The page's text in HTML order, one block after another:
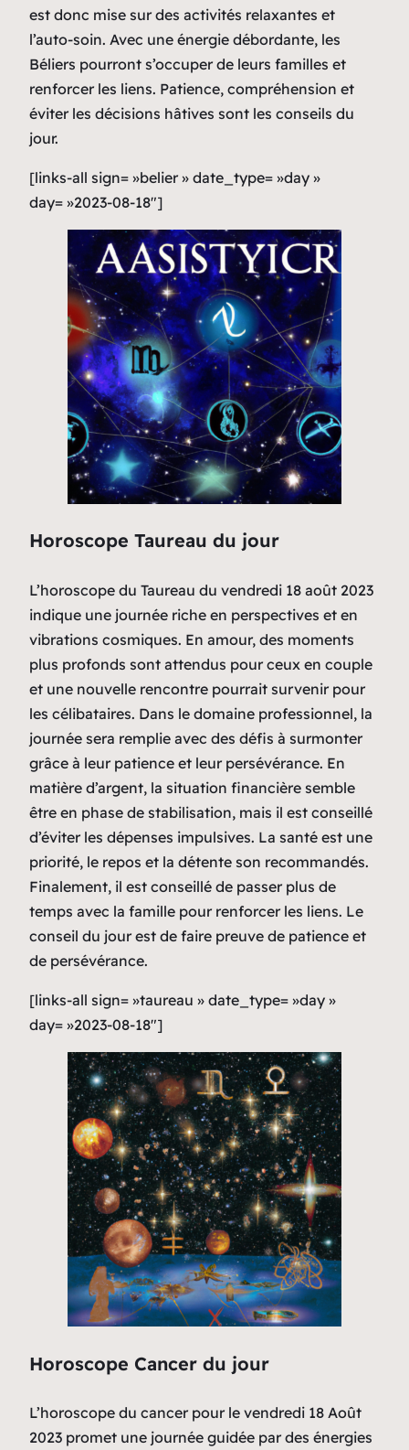
est donc mise sur des activités relaxantes et
l’auto-soin. Avec une énergie débordante, les
Béliers pourront s’occuper de leurs familles et
renforcer les liens. Patience, compréhension et
éviter les décisions hâtives sont les conseils du
jour.
[links-all sign= »belier » date_type= »day »
day= »2023-08-18″]
Horoscope Taureau du jour
L’horoscope du Taureau du vendredi 18 août 2023
indique une journée riche en perspectives et en
vibrations cosmiques. En amour, des moments
plus profonds sont attendus pour ceux en couple
et une nouvelle rencontre pourrait survenir pour
les célibataires. Dans le domaine professionnel, la
journée sera remplie avec des défis à surmonter
grâce à leur patience et leur persévérance. En
matière d’argent, la situation financière semble
être en phase de stabilisation, mais il est conseillé
d’éviter les dépenses impulsives. La santé est une
priorité, le repos et la détente son recommandés.
Finalement, il est conseillé de passer plus de
temps avec la famille pour renforcer les liens. Le
conseil du jour est de faire preuve de patience et
de persévérance.
[links-all sign= »taureau » date_type= »day »
day= »2023-08-18″]
Horoscope Cancer du jour
L’horoscope du cancer pour le vendredi 18 Août
2023 promet une journée guidée par des énergies